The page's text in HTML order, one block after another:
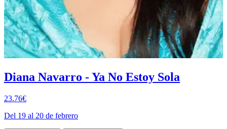
Diana Navarro - Ya No Estoy Sola
23.76€
Del 19 al 20 de febrero